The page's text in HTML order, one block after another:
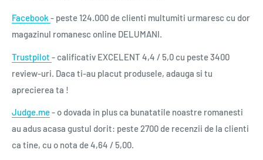
Rareori lista de ingrediente poate fi modificată. Consultă
ingredientele listate pe eticheta produsului achiziționat.
Facebook - peste 124.000 de clienti multumiti urmaresc cu dor
magazinul romanesc online DELUMANI.
Trustpilot - calificativ EXCELENT 4,4 / 5,0 cu peste 3400
review-uri. Daca ti-au placut produsele, adauga si tu
aprecierea ta !
Judge.me- o dovada in plus ca bunatatile noastre romanesti
au adus acasa gustul dorit: peste 2700 de recenzii de la clienti
ca tine, cu o nota de 4,64 / 5,00.